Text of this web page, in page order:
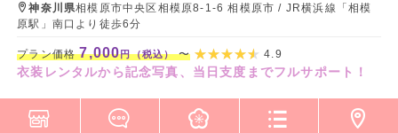
神奈川県相模原市中央区相模原8-1-6 相模原市 / JR横浜線「相模
原駅」南口より徒歩6分
プラン価格7,000円（税込）〜 4.9
衣装レンタルから記念写真、当日支度までフルサポート！